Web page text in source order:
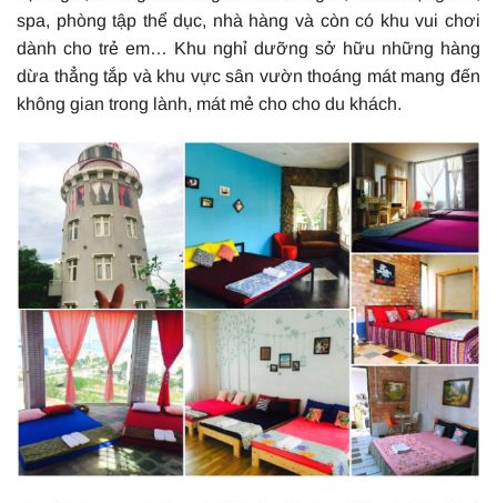
spa, phòng tập thể dục, nhà hàng và còn có khu vui chơi
dành cho trẻ em… Khu nghỉ dưỡng sở hữu những hàng
dừa thẳng tắp và khu vực sân vườn thoáng mát mang đến
không gian trong lành, mát mẻ cho cho du khách.